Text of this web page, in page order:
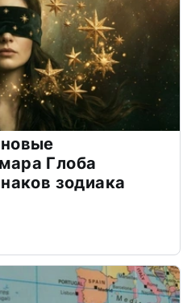
Глоба
зодиака